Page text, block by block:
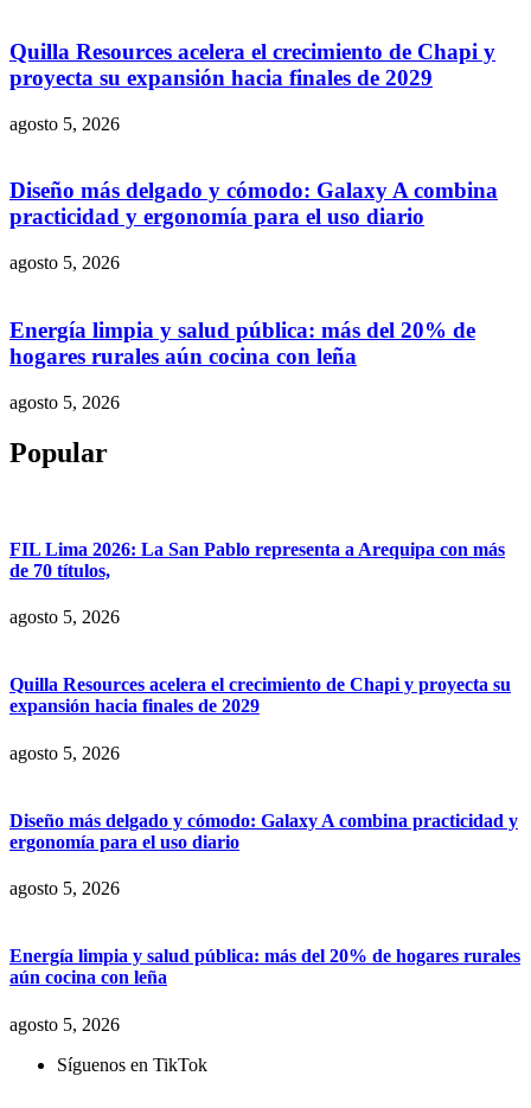
Quilla Resources acelera el crecimiento de Chapi y
proyecta su expansión hacia finales de 2029
agosto 5, 2026
Diseño más delgado y cómodo: Galaxy A combina
practicidad y ergonomía para el uso diario
agosto 5, 2026
Energía limpia y salud pública: más del 20% de
hogares rurales aún cocina con leña
agosto 5, 2026
Popular
FIL Lima 2026: La San Pablo representa a Arequipa con más
de 70 títulos,
agosto 5, 2026
Quilla Resources acelera el crecimiento de Chapi y proyecta su
expansión hacia finales de 2029
agosto 5, 2026
Diseño más delgado y cómodo: Galaxy A combina practicidad y
ergonomía para el uso diario
agosto 5, 2026
Energía limpia y salud pública: más del 20% de hogares rurales
aún cocina con leña
agosto 5, 2026
Síguenos en TikTok